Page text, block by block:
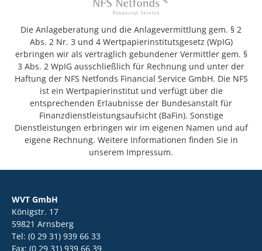
Die Anlageberatung und die Anlagevermittlung gem. § 2
Abs. 2 Nr. 3 und 4 Wertpapierinstitutsgesetz (WpIG)
erbringen wir als vertraglich gebundener Vermittler gem. §
3 Abs. 2 WpIG ausschließlich für Rechnung und unter der
Haftung der NFS Netfonds Financial Service GmbH. Die NFS
ist ein Wertpapierinstitut und verfügt über die
entsprechenden Erlaubnisse der Bundesanstalt für
Finanzdienstleistungsaufsicht (BaFin). Sonstige
Dienstleistungen erbringen wir im eigenen Namen und auf
eigene Rechnung. Weitere Informationen finden Sie in
unserem Impressum.
WVT GmbH
Königstr. 17
59821 Arnsberg
Tel: (0 29 31) 939 66 33
Fax: (0 29 31) 939 66 39